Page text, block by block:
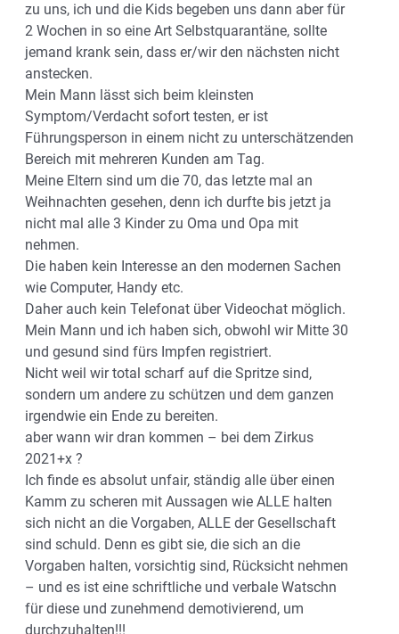
zu uns, ich und die Kids begeben uns dann aber für
2 Wochen in so eine Art Selbstquarantäne, sollte
jemand krank sein, dass er/wir den nächsten nicht
anstecken.
Mein Mann lässt sich beim kleinsten
Symptom/Verdacht sofort testen, er ist
Führungsperson in einem nicht zu unterschätzenden
Bereich mit mehreren Kunden am Tag.
Meine Eltern sind um die 70, das letzte mal an
Weihnachten gesehen, denn ich durfte bis jetzt ja
nicht mal alle 3 Kinder zu Oma und Opa mit
nehmen.
Die haben kein Interesse an den modernen Sachen
wie Computer, Handy etc.
Daher auch kein Telefonat über Videochat möglich.
Mein Mann und ich haben sich, obwohl wir Mitte 30
und gesund sind fürs Impfen registriert.
Nicht weil wir total scharf auf die Spritze sind,
sondern um andere zu schützen und dem ganzen
irgendwie ein Ende zu bereiten.
aber wann wir dran kommen – bei dem Zirkus
2021+x ?
Ich finde es absolut unfair, ständig alle über einen
Kamm zu scheren mit Aussagen wie ALLE halten
sich nicht an die Vorgaben, ALLE der Gesellschaft
sind schuld. Denn es gibt sie, die sich an die
Vorgaben halten, vorsichtig sind, Rücksicht nehmen
– und es ist eine schriftliche und verbale Watschn
für diese und zunehmend demotivierend, um
durchzuhalten!!!